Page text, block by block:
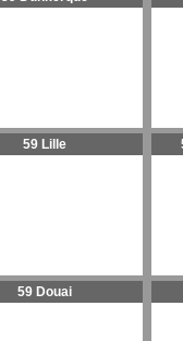
59 Lille
59 Douai